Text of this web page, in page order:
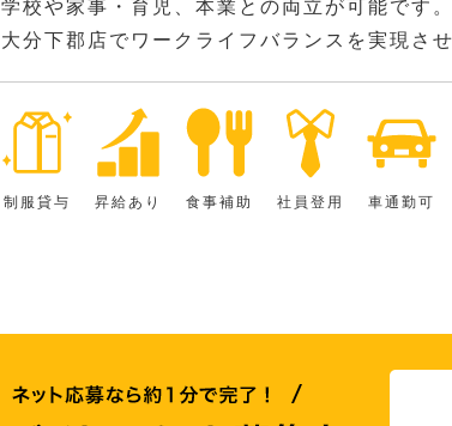
学校や家事・育児、本業との両立が可能です。
大分下郡店でワークライフバランスを実現させ
制服貸与 昇給あり 食事補助 社員登用 車通勤可